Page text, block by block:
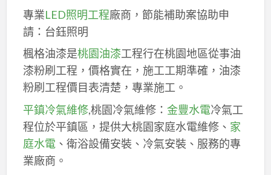
專業LED照明工程廠商，節能補助案協助申
請：台鈺照明
楓格油漆是桃園油漆工程行在桃園地區從事油
漆粉刷工程，價格實在，施工工期準確，油漆
粉刷工程價目表清楚，專業施工。
平鎮冷氣維修,桃園冷氣維修： 金豐水電冷氣工
程位於平鎮區，提供大桃園家庭水電維修、 家
庭水電、衛浴設備安裝、冷氣安裝、服務的專
業廠商。